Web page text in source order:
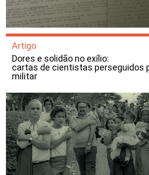
Artigo
Dores e solidão no exílio:
cartas de cientistas perseguidos
militar